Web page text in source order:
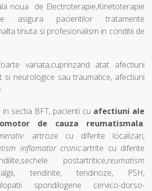
noua de Electroterapie,Kinetoterapie
asigura pacientilor tratamente
tinuta si profesionalism in conditii de
variata,cuprinzand atat afectiuni
si neurologice sau traumatice, afectiuni
sectia BFT, pacienti cu afectiuni ale
de cauza reumatismala:
: artroze cu diferite localizari,
inflamator cronic:artrite cu diferite
postartritice,reumatism
tendinite, tendinoze, PSH,
spondilogene cervico-dorso-